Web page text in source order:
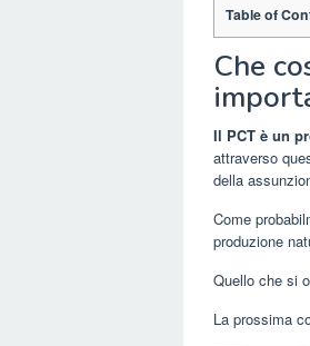
Table of
Che
Il PCT è un
attraverso
della
Come
produzione
Quello che si
La prossima